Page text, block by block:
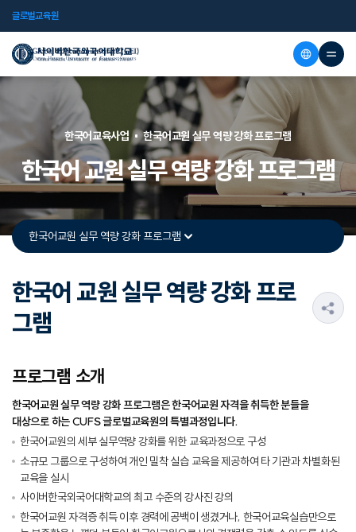
글로벌교육원
한국어 교원 실무 역량 강화 프로그램
한국어교육사업 한국어교원 실무 역량 강화 프로그램
한국어교원 실무 역량 강화 프로그램
한국어 교원 실무 역량 강화 프로
그램
프로그램 소개
한국어교원 실무 역량 강화 프로그램은 한국어교원 자격을 취득한 분들을
대상으로 하는 CUFS 글로벌교육원의 특별과정입니다.
한국어교원의 세부 실무역량 강화를 위한 교육과정으로 구성
소규모 그룹으로 구성하여 개인 밀착 실습 교육을 제공하여 타 기관과 차별화된
교육을 실시
사이버한국외국어대학교의 최고 수준의 강사진 강의
한국어교원 자격증 취득 이후 경력에 공백이 생겼거나, 한국어교육실습만으로